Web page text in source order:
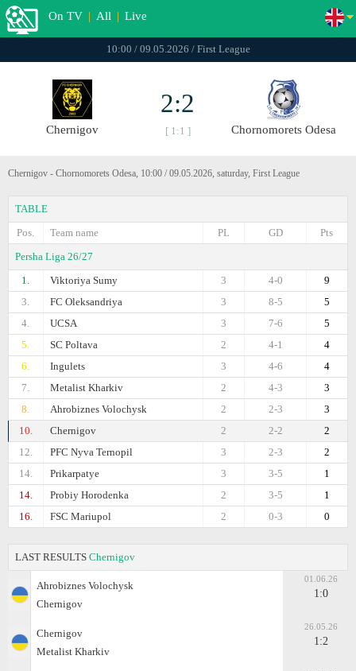
On TV | All | Live
10:00 / 09.05.2026 / First League
Chernigov
2:2
[ 1:1 ] Chornomorets Odesa
Chernigov - Chornomorets Odesa, 10:00 / 09.05.2026, saturday, First League
TABLE
Pos.
Team name Pts
GD
PL
Persha Liga 26/27
1.
Viktoriya Sumy 9
4-0
3
3.
FC Oleksandriya 5
8-5
3
4.
UCSA 5
7-6
3
5.
SC Poltava 4
4-1
2
6.
Ingulets 4
4-6
3
7.
Metalist Kharkiv 3
4-3
2
8.
Ahrobiznes Volochysk 3
2-3
2
10.
Chernigov 2
2-2
2
12.
PFC Nyva Ternopil 2
2-3
3
14.
Prikarpatye 1
3-5
3
14.
Probiy Horodenka 1
3-5
2
16.
FSC Mariupol 0
0-3
2
LAST RESULTS Chernigov
Ahrobiznes Volochysk
Chernigov
01.06.26
1:0
Chernigov
Metalist Kharkiv
26.05.26
1:2